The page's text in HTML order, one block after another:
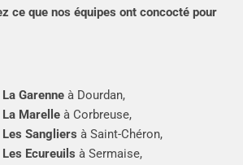
ce que nos équipes ont concocté pour
La Garenneà Dourdan,
La Marelleà Corbreuse,
Les Sangliers à Saint-Chéron,
Ecureuils à Sermaise,